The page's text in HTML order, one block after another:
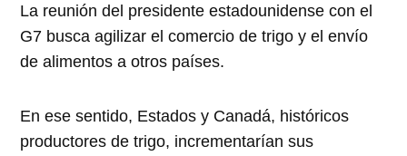
La reunión del presidente estadounidense con el
G7 busca agilizar el comercio de trigo y el envío
de alimentos a otros países.
En ese sentido, Estados y Canadá, históricos
productores de trigo, incrementarían sus